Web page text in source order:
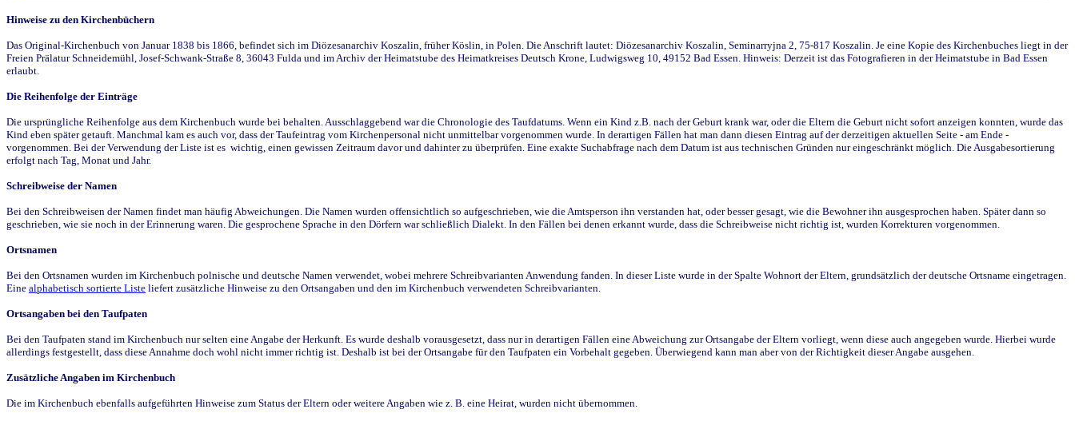
Hinweise zu den Kirchenbüchern
Das Original-Kirchenbuch von Januar 1838 bis 1866, befindet sich im Diözesanarchiv Koszalin, früher Köslin, in Polen. Die Anschrift lautet: Diözesanarchiv Koszalin, Seminarryjna 2, 75-817 Koszalin. Je eine Kopie des Kirchenbuches liegt in der
Freien Prälatur Schneidemühl, Josef-Schwank-Straße 8, 36043 Fulda und im Archiv der Heimatstube des Heimatkreises Deutsch Krone, Ludwigsweg 10, 49152 Bad Essen. Hinweis: Derzeit ist das Fotografieren in der Heimatstube in Bad Essen
erlaubt.
Die Reihenfolge der Einträge
Die ursprüngliche Reihenfolge aus dem Kirchenbuch wurde bei behalten. Ausschlaggebend war die Chronologie des Taufdatums. Wenn ein Kind z.B. nach der Geburt krank war, oder die Eltern die Geburt nicht sofort anzeigen konnten, wurde das
Kind eben später getauft. Manchmal kam es auch vor, dass der Taufeintrag vom Kirchenpersonal nicht unmittelbar vorgenommen wurde. In derartigen Fällen hat man dann diesen Eintrag auf der derzeitigen aktuellen Seite - am Ende -
vorgenommen. Bei der Verwendung der Liste ist es wichtig, einen gewissen Zeitraum davor und dahinter zu überprüfen. Eine exakte Suchabfrage nach dem Datum ist aus technischen Gründen nur eingeschränkt möglich. Die Ausgabesortierung
erfolgt nach Tag, Monat und Jahr.
Schreibweise der Namen
Bei den Schreibweisen der Namen findet man häufig Abweichungen. Die Namen wurden offensichtlich so aufgeschrieben, wie die Amtsperson ihn verstanden hat, oder besser gesagt, wie die Bewohner ihn ausgesprochen haben. Später dann so
geschrieben, wie sie noch in der Erinnerung waren. Die gesprochene Sprache in den Dörfern war schließlich Dialekt. In den Fällen bei denen erkannt wurde, dass die Schreibweise nicht richtig ist, wurden Korrekturen vorgenommen.
Ortsnamen
Bei den Ortsnamen wurden im Kirchenbuch polnische und deutsche Namen verwendet, wobei mehrere Schreibvarianten Anwendung fanden. In dieser Liste wurde in der Spalte Wohnort der Eltern, grundsätzlich der deutsche Ortsname eingetragen.
Eine alphabetisch sortierte Liste liefert zusätzliche Hinweise zu den Ortsangaben und den im Kirchenbuch verwendeten Schreibvarianten.
Ortsangaben bei den Taufpaten
Bei den Taufpaten stand im Kirchenbuch nur selten eine Angabe der Herkunft. Es wurde deshalb vorausgesetzt, dass nur in derartigen Fällen eine Abweichung zur Ortsangabe der Eltern vorliegt, wenn diese auch angegeben wurde. Hierbei wurde
allerdings festgestellt, dass diese Annahme doch wohl nicht immer richtig ist. Deshalb ist bei der Ortsangabe für den Taufpaten ein Vorbehalt gegeben. Überwiegend kann man aber von der Richtigkeit dieser Angabe ausgehen.
Zusätzliche Angaben im Kirchenbuch
Die im Kirchenbuch ebenfalls aufgeführten Hinweise zum Status der Eltern oder weitere Angaben wie z. B. eine Heirat, wurden nicht übernommen.